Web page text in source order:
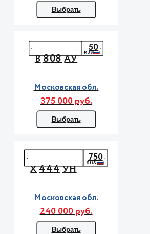
Выбрать
В808АУ
50
Московская обл.
375 000 руб.
Выбрать
Х444УН
750
Московская обл.
240 000 руб.
Выбрать